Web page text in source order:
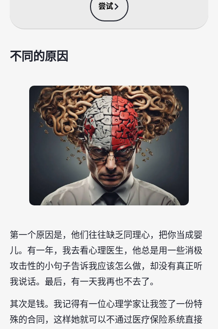
尝试
不同的原因
第一个原因是，他们往往缺乏同理心，把你当成婴
儿。有一年，我去看心理医生，他总是用一些消极
攻击性的小句子告诉我应该怎么做，却没有真正听
我说话。最后，有一天我再也不去了。
其次是钱。我记得有一位心理学家让我签了一份特
殊的合同，这样她就可以不通过医疗保险系统直接